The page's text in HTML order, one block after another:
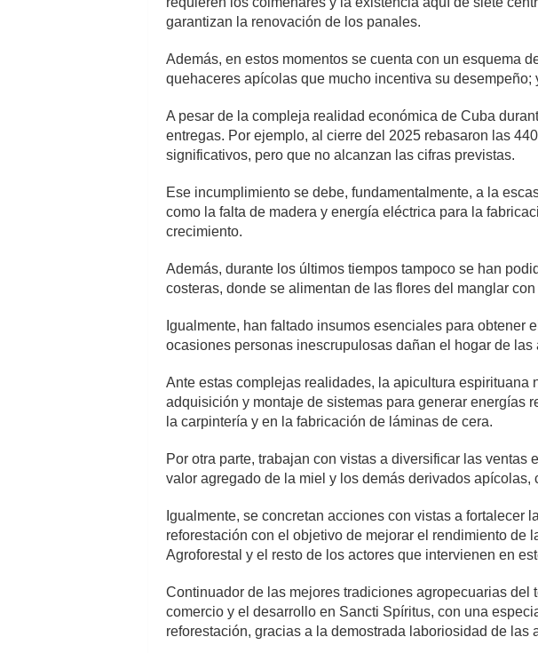
garantizan la renovación de los panales.
Además, en estos momentos se cuenta con un esquema
quehaceres apícolas que mucho incentiva su
A pesar de la compleja realidad económica de Cuba
entregas. Por ejemplo, al cierre del 2025 rebasaron las
significativos, pero que no alcanzan las cifras previstas.
Ese incumplimiento se debe, fundamentalmente, a la
como la falta de madera y energía eléctrica para la
crecimiento.
Además, durante los últimos tiempos tampoco se han
costeras, donde se alimentan de las flores del manglar
Igualmente, han faltado insumos esenciales para obtener
ocasiones personas inescrupulosas dañan el hogar de
Ante estas complejas realidades, la apicultura
adquisición y montaje de sistemas para generar energías
la carpintería y en la fabricación de láminas de cera.
Por otra parte, trabajan con vistas a diversificar las ventas
valor agregado de la miel y los demás derivados
Igualmente, se concretan acciones con vistas a
reforestación con el objetivo de mejorar el rendimiento de
Agroforestal y el resto de los actores que intervienen en
Continuador de las mejores tradiciones agropecuarias del
comercio y el desarrollo en Sancti Spíritus, con una
reforestación, gracias a la demostrada laboriosidad de las